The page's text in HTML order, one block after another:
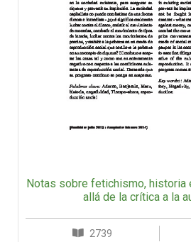
Notas sobre fetichismo, historia
allá de la crítica a la
2739